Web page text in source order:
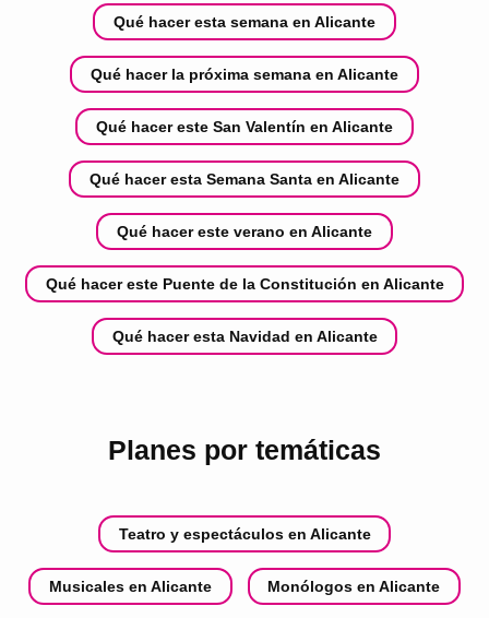
Qué hacer esta semana en Alicante
Qué hacer la próxima semana en Alicante
Qué hacer este San Valentín en Alicante
Qué hacer esta Semana Santa en Alicante
Qué hacer este verano en Alicante
Qué hacer este Puente de la Constitución en Alicante
Qué hacer esta Navidad en Alicante
Planes por temáticas
Teatro y espectáculos en Alicante
Musicales en Alicante Monólogos en Alicante